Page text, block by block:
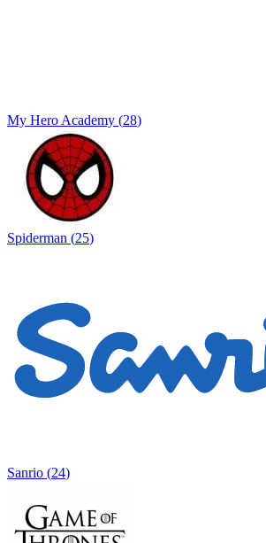
My Hero Academy (28)
Spiderman (25)
Sanrio (24)